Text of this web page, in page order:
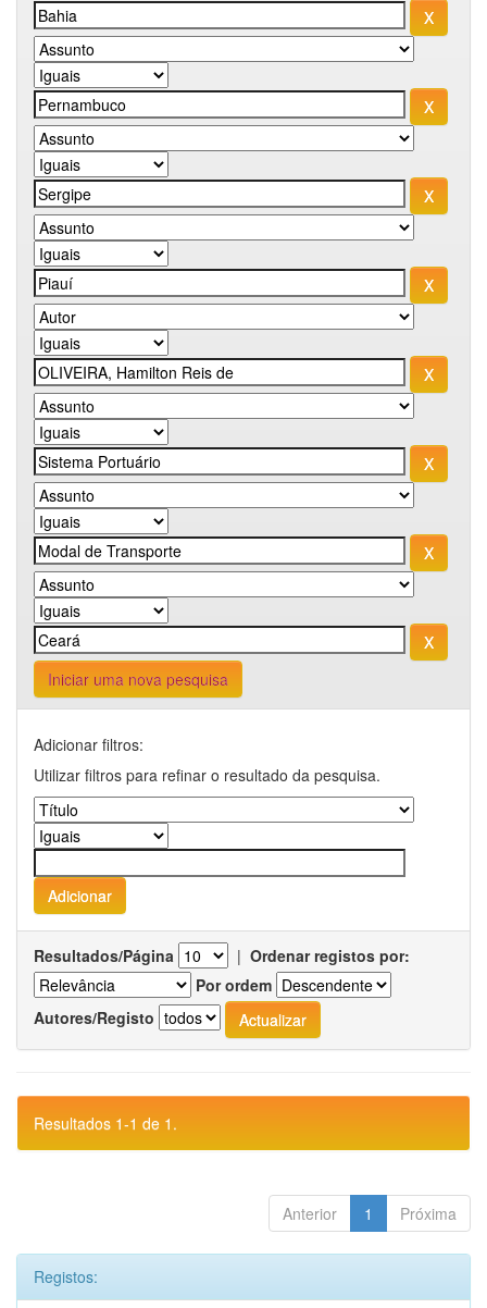
Iniciar uma nova pesquisa
Adicionar filtros:
Utilizar filtros para refinar o resultado da pesquisa.
Resultados/Página | Ordenar registos por:
Por ordem
Autores/Registo
Resultados 1-1 de 1.
Anterior 1 Próxima
Registos: